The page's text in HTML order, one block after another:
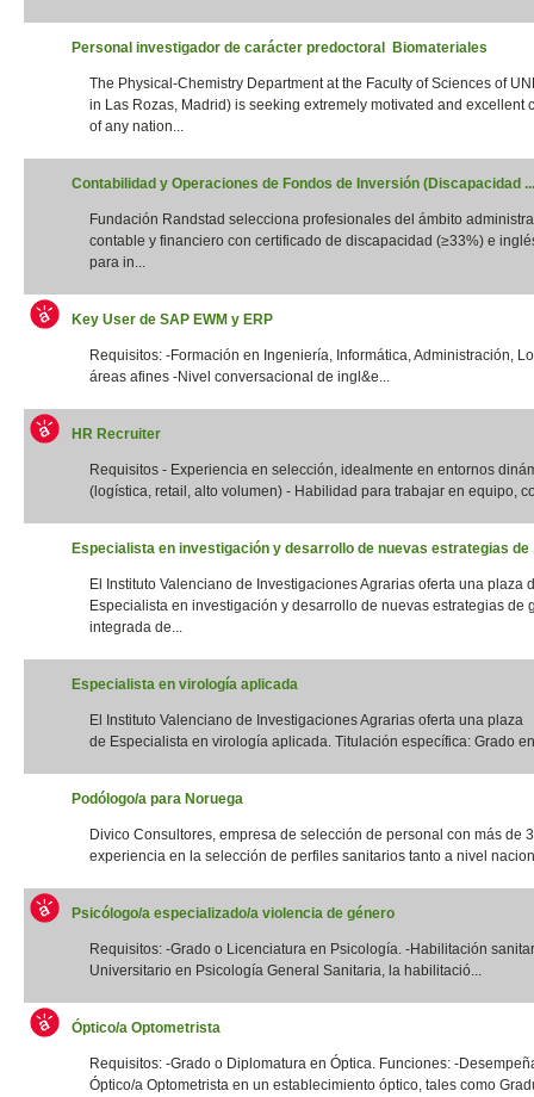
Personal investigador de carácter predoctoral Biomateriales
The Physical-Chemistry Department at the Faculty of Sciences of
in Las Rozas, Madrid) is seeking extremely motivated and excellent
of any nation...
Contabilidad y Operaciones de Fondos de Inversión (Discapacidad ...
Fundación Randstad selecciona profesionales del ámbito
contable y financiero con certificado de discapacidad (≥33%) e
para in...
Key User de SAP EWM y ERP
Requisitos: -Formación en Ingeniería, Informática, Administración,
áreas afines -Nivel conversacional de ingl&e...
HR Recruiter
Requisitos - Experiencia en selección, idealmente en entornos
(logística, retail, alto volumen) - Habilidad para trabajar en equipo,
Especialista en investigación y desarrollo de nuevas estrategias de
El Instituto Valenciano de Investigaciones Agrarias oferta una plaza
Especialista en investigación y desarrollo de nuevas estrategias de
integrada de...
Especialista en virología aplicada
El Instituto Valenciano de Investigaciones Agrarias oferta una plaza
de Especialista en virología aplicada. Titulación específica: Grado
Podólogo/a para Noruega
Divico Consultores, empresa de selección de personal con más de
experiencia en la selección de perfiles sanitarios tanto a nivel
Psicólogo/a especializado/a violencia de género
Requisitos: -Grado o Licenciatura en Psicología. -Habilitación
Universitario en Psicología General Sanitaria, la habilitació...
Óptico/a Optometrista
Requisitos: -Grado o Diplomatura en Óptica. Funciones: -
Óptico/a Optometrista en un establecimiento óptico, tales como